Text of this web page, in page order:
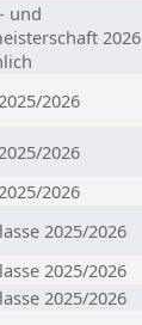
und
2026
2026
2026
2026
2025/2026
2025/2026
2025/2026